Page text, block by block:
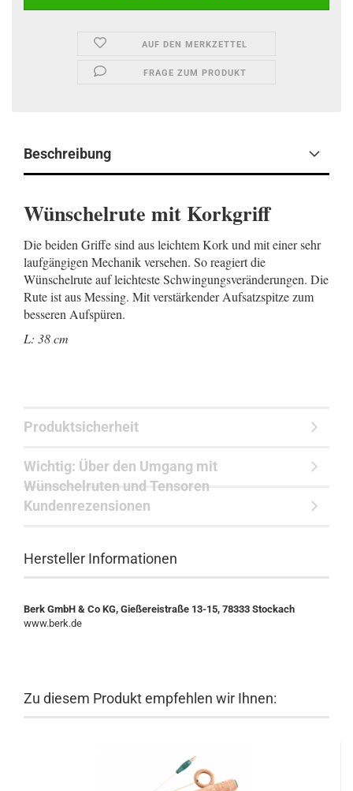
AUF DEN MERKZETTEL
FRAGE ZUM PRODUKT
Beschreibung
Wünschelrute mit Korkgriff
Die beiden Griffe sind aus leichtem Kork und mit einer sehr
laufgängigen Mechanik versehen. So reagiert die
Wünschelrute auf leichteste Schwingungsveränderungen. Die
Rute ist aus Messing. Mit verstärkender Aufsatzspitze zum
besseren Aufspüren.
L: 38 cm
Produktsicherheit
Wichtig: Über den Umgang mit
Wünschelruten und Tensoren
Kundenrezensionen
Hersteller Informationen
Berk GmbH & Co KG, Gießereistraße 13-15, 78333 Stockach
www.berk.de
Zu diesem Produkt empfehlen wir Ihnen: